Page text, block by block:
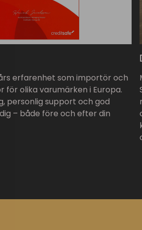
erfarenhet som importör och
för olika varumärken i Europa.
personlig support och god
– både före och efter din